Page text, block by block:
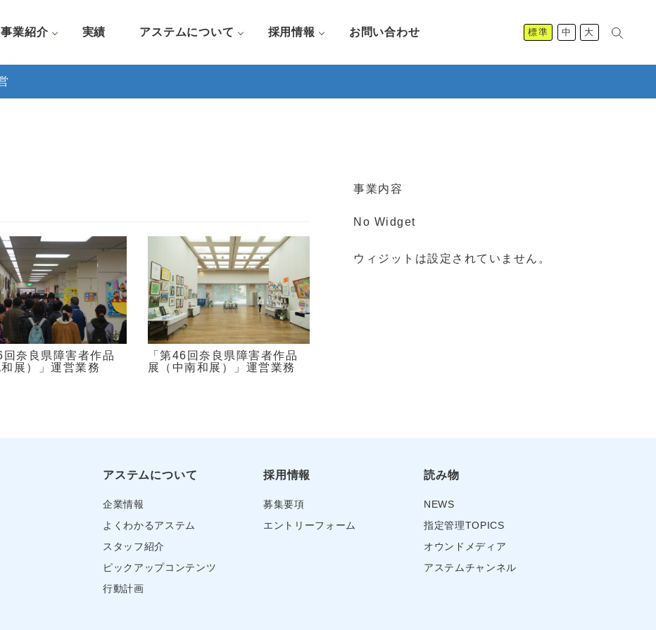
事業紹介 実績 アステムについて 採用情報 お問い合わせ 標準 中 大
回奈良県障害者作品
展）」運営業務
「第46回奈良県障害者作品
展（中南和展）」運営業務
事業内容
No Widget
ウィジットは設定されていません。
アステムについて
企業情報
よくわかるアステム
スタッフ紹介
ピックアップコンテンツ
行動計画
採用情報
募集要項
エントリーフォーム
読み物
NEWS
指定管理TOPICS
オウンドメディア
アステムチャンネル